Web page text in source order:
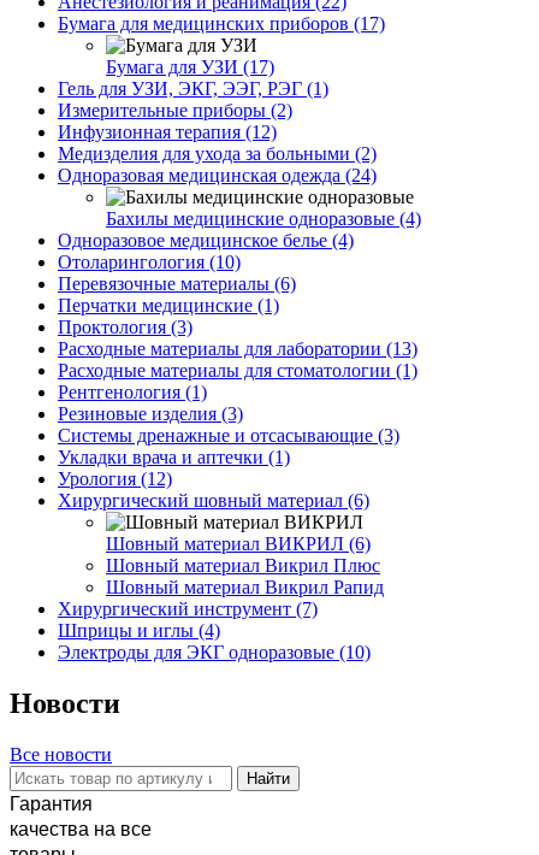
Бумага для медицинских приборов (17)
Бумага для УЗИ (17)
Гель для УЗИ, ЭКГ, ЭЭГ, РЭГ (1)
Измерительные приборы (2)
Инфузионная терапия (12)
Медизделия для ухода за больными (2)
Одноразовая медицинская одежда (24)
Бахилы медицинские одноразовые (4)
Одноразовое медицинское белье (4)
Отоларингология (10)
Перевязочные материалы (6)
Перчатки медицинские (1)
Проктология (3)
Расходные материалы для лаборатории (13)
Расходные материалы для стоматологии (1)
Рентгенология (1)
Резиновые изделия (3)
Системы дренажные и отсасывающие (3)
Укладки врача и аптечки (1)
Урология (12)
Хирургический шовный материал (6)
Шовный материал ВИКРИЛ (6)
Шовный материал Викрил Плюс
Шовный материал Викрил Рапид
Хирургический инструмент (7)
Шприцы и иглы (4)
Электроды для ЭКГ одноразовые (10)
Новости
Все новости
Найти
Гарантия
качества на все